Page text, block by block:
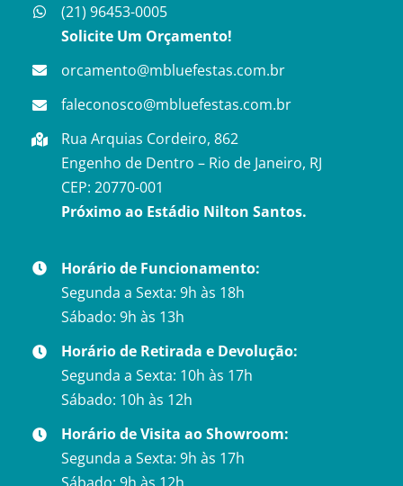
(21) 96453-0005
Solicite Um Orçamento!
orcamento@mbluefestas.com.br
faleconosco@mbluefestas.com.br
Rua Arquias Cordeiro, 862
Engenho de Dentro – Rio de Janeiro, RJ
CEP: 20770-001
Próximo ao Estádio Nilton Santos.
Horário de Funcionamento:
Segunda a Sexta: 9h às 18h
Sábado: 9h às 13h
Horário de Retirada e Devolução:
Segunda a Sexta: 10h às 17h
Sábado: 10h às 12h
Horário de Visita ao Showroom:
Segunda a Sexta: 9h às 17h